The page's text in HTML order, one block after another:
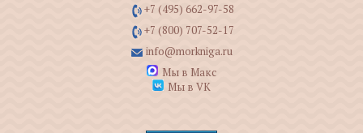
+7 (495) 662-97-58
+7 (800) 707-52-17
info@morkniga.ru
Мы в Макс
Мы в VK